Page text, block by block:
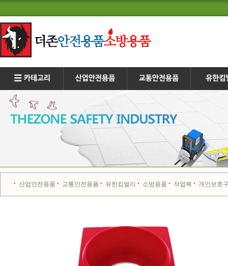
산업안전용품 교통안전용품 유한킴벌리 소방용품 작업복 개인보호